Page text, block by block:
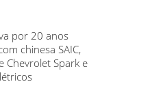
por 20 anos
chinesa SAIC,
Chevrolet Spark e